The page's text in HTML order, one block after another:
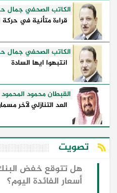
الكاتب الصحفي جمال
قراءة متأنية في حركة
الكاتب الصحفي جمال
انتبهوا ايها السادة
القبطان محمود المحمود
العد التنازلي لآخر
تصويت
هل تتوقع خفض
أسعار الفائدة اليوم؟